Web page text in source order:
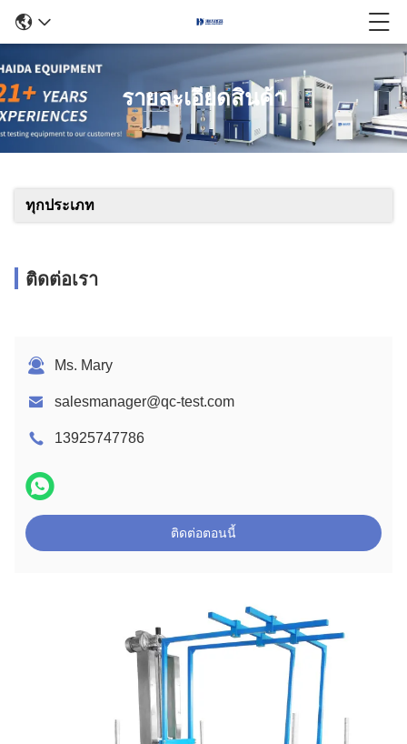
รายละเอียดสินค้า
ทุกประเภท
ติดต่อเรา
Ms. Mary
salesmanager@qc-test.com
13925747786
ติดต่อตอนนี้